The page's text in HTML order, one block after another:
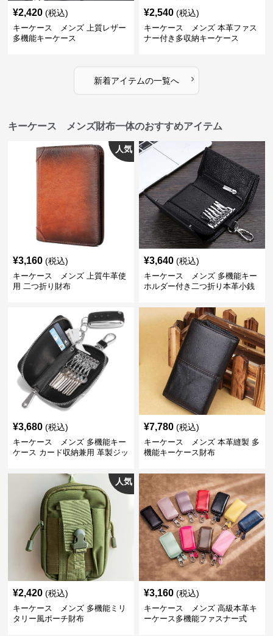
¥2,420 (税込)
キーケース メンズ 上質レザー
多機能キーケース
¥2,540 (税込)
キーケース メンズ 本革ファス
ナー付き多収納キーケース
新着アイテムの一覧へ ›
キーケース メンズ財布一体のおすすめアイテム
人気
¥3,160 (税込)
キーケース メンズ 上質牛革使
用 二つ折り財布
¥3,640 (税込)
キーケース メンズ 多機能キー
ホルダー付き二つ折り本革小銭
¥3,680 (税込)
キーケース メンズ 多機能キー
ケース カード収納兼用 革製ジッ
¥7,780 (税込)
キーケース メンズ 本革縫製 多
機能キーケース財布
人気
¥2,420 (税込)
キーケース メンズ 多機能ミリ
タリー風ポーチ財布
¥3,160 (税込)
キーケース メンズ 高級本革キ
ーケース多機能ファスナー式